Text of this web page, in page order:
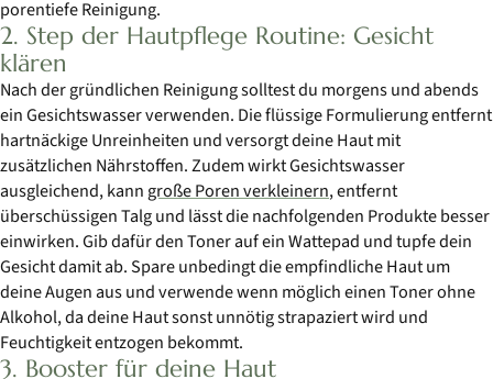
porentiefe Reinigung.
2. Step der Hautpflege Routine: Gesicht
klären
Nach der gründlichen Reinigung solltest du morgens und abends
ein Gesichtswasser verwenden. Die flüssige Formulierung entfernt
hartnäckige Unreinheiten und versorgt deine Haut mit
zusätzlichen Nährstoffen. Zudem wirkt Gesichtswasser
ausgleichend, kann große Poren verkleinern, entfernt
überschüssigen Talg und lässt die nachfolgenden Produkte besser
einwirken. Gib dafür den Toner auf ein Wattepad und tupfe dein
Gesicht damit ab. Spare unbedingt die empfindliche Haut um
deine Augen aus und verwende wenn möglich einen Toner ohne
Alkohol, da deine Haut sonst unnötig strapaziert wird und
Feuchtigkeit entzogen bekommt.
3. Booster für deine Haut